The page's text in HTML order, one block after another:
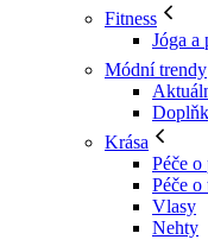
Fitness
Jóga a
Módní trendy
Krása
Péče
Péče o
Vlasy
Nehty